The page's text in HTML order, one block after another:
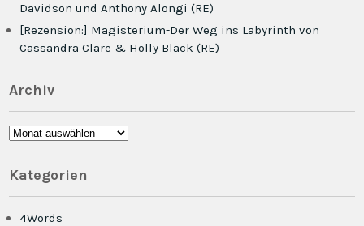
Davidson und Anthony Alongi (RE)
[Rezension:] Magisterium-Der Weg ins Labyrinth von
Cassandra Clare & Holly Black (RE)
Archiv
Archiv
Kategorien
4Words